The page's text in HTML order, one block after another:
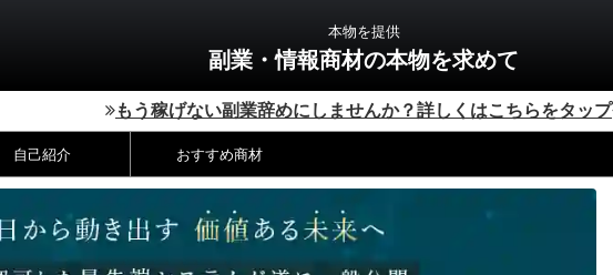
本物を提供
副業・情報商材の本物を求めて
もう稼げない副業辞めにしませんか？詳しくはこちらをタップ
自己紹介 おすすめ商材